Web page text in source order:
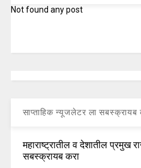
Not found any post
साप्ताहिक न्यूजलेटर ला सबस्क्रायब
महाराष्ट्रातील व देशातील प्रमुख
सबस्क्रायब करा